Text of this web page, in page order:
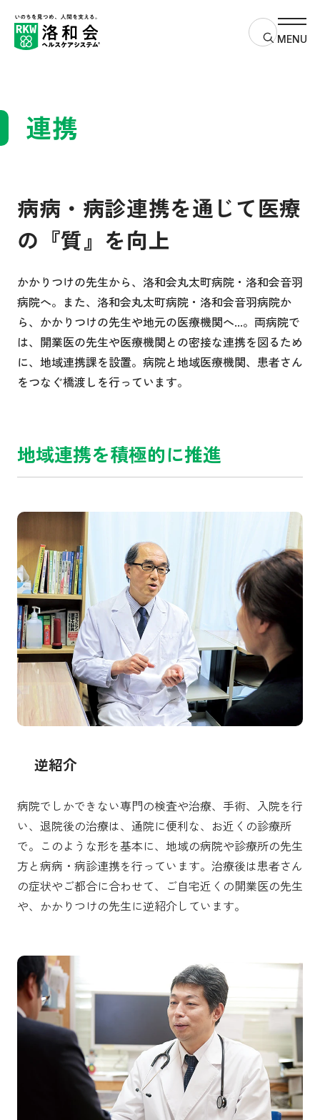
サイト内
MENU
連携
病病・病診連携を通じて医療
の『質』を向上
かかりつけの先生から、洛和会丸太町病院・洛和会音羽
病院へ。また、洛和会丸太町病院・洛和会音羽病院か
ら、かかりつけの先生や地元の医療機関へ...。両病院で
は、開業医の先生や医療機関との密接な連携を図るため
に、地域連携課を設置。病院と地域医療機関、患者さん
をつなぐ橋渡しを行っています。
地域連携を積極的に推進
逆紹介
病院でしかできない専門の検査や治療、手術、入院を行
い、退院後の治療は、通院に便利な、お近くの診療所
で。このような形を基本に、地域の病院や診療所の先生
方と病病・病診連携を行っています。治療後は患者さん
の症状やご都合に合わせて、ご自宅近くの開業医の先生
や、かかりつけの先生に逆紹介しています。